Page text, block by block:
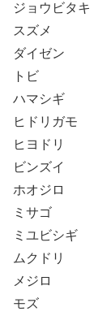
ジョウビタキ
スズメ
ダイゼン
トビ
ハマシギ
ヒドリガモ
ヒヨドリ
ビンズイ
ホオジロ
ミサゴ
ミユビシギ
ムクドリ
メジロ
モズ